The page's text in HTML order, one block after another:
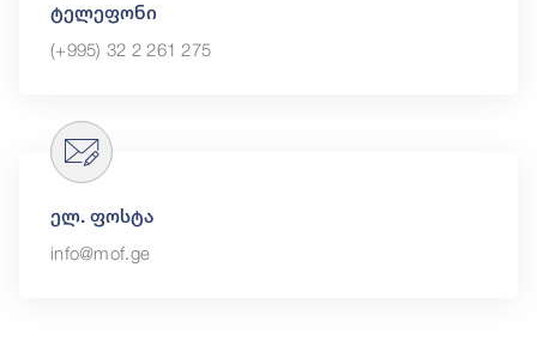
ტელეფონი
(+995) 32 2 261 275
ელ. ფოსტა
info@mof.ge